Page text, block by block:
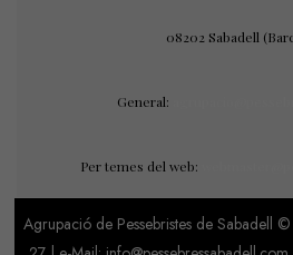
08202 Sabadell
General:
Per temes del web:
Agrupació de Pessebristes de Sabadell